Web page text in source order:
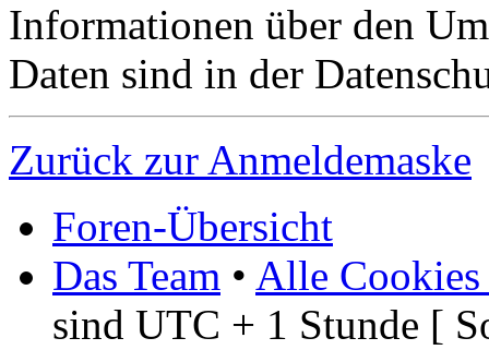
Informationen über den
Daten sind in der
Zurück zur Anmeldemaske
Foren-Übersicht
Das Team • Alle Cookies
sind UTC + 1 Stunde [